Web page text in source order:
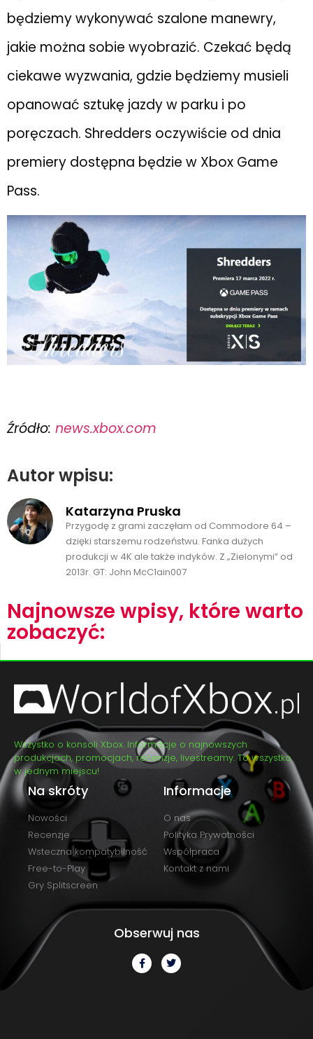
będziemy wykonywać szalone manewry,
jakie można sobie wyobrazić. Czekać będą
ciekawe wyzwania, gdzie będziemy musieli
opanować sztukę jazdy w parku i po
poręczach. Shredders oczywiście od dnia
premiery dostępna będzie w Xbox Game
Pass.
Źródło: news.xbox.com
Autor wpisu:
Katarzyna Pruska
Przygodę z grami zaczęłam od Commodore 64 –
dzięki starszemu rodzeństwu. Fanka dużych
produkcji w 4K ale także indyków. Z „Zielonymi” od
2013r. GT: John McC1ain007
Najnowsze wpisy, które warto
zobaczyć:
Wszystko o konsoli Xbox. Informacje o najnowszych
produkcjach, promocjach, recenzje, livestreamy. To wszystko
w jednym miejscu!
Na skróty
Nowości
Recenzje
Wsteczna kompatybilność
Free-to-Play
Gry Splitscreen
Informacje
O nas
Polityka Prywatności
Współpraca
Kontakt z nami
Obserwuj nas